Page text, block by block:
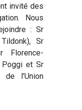
invité des
Nous
: Sr
Sr
Florence-
Poggi et Sr
de l’Union